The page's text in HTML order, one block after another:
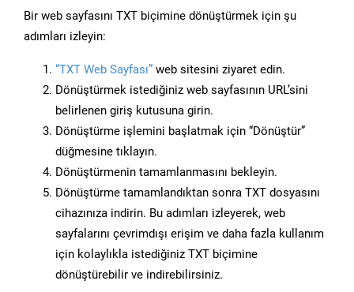
Bir web sayfasını TXT biçimine dönüştürmek için şu
adımları izleyin:
“TXT Web Sayfası” web sitesini ziyaret edin.
Dönüştürmek istediğiniz web sayfasının URL’sini
belirlenen giriş kutusuna girin.
Dönüştürme işlemini başlatmak için “Dönüştür”
düğmesine tıklayın.
Dönüştürmenin tamamlanmasını bekleyin.
Dönüştürme tamamlandıktan sonra TXT dosyasını
cihazınıza indirin. Bu adımları izleyerek, web
sayfalarını çevrimdışı erişim ve daha fazla kullanım
için kolaylıkla istediğiniz TXT biçimine
dönüştürebilir ve indirebilirsiniz.